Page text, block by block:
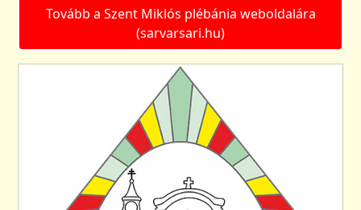
Tovább a Szent Miklós plébánia weboldalára
(sarvarsari.hu)